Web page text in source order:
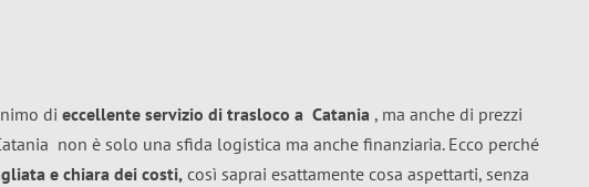
di eccellente servizio di trasloco a Catania , ma anche di prezzi
non è solo una sfida logistica ma anche finanziaria. Ecco perché
e chiara dei costi, così saprai esattamente cosa aspettarti, senza